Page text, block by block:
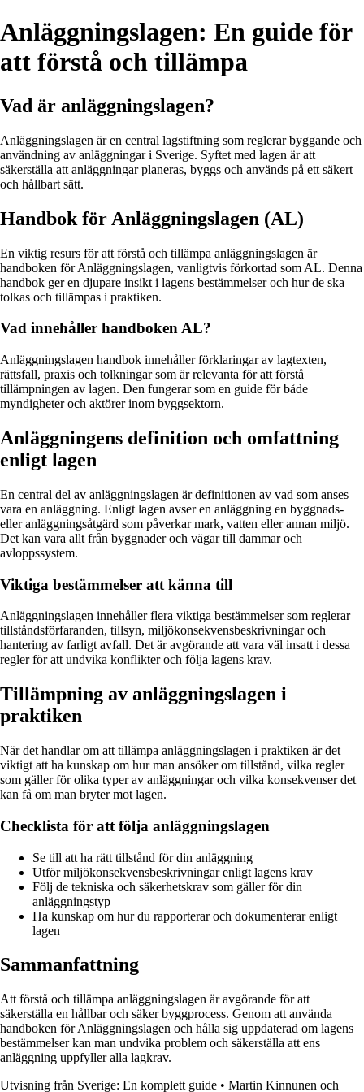
Anläggningslagen: En guide för
att förstå och tillämpa
Vad är anläggningslagen?
Anläggningslagen är en central lagstiftning som reglerar byggande och
användning av anläggningar i Sverige. Syftet med lagen är att
säkerställa att anläggningar planeras, byggs och används på ett säkert
och hållbart sätt.
Handbok för Anläggningslagen (AL)
En viktig resurs för att förstå och tillämpa anläggningslagen är
handboken för Anläggningslagen, vanligtvis förkortad som AL. Denna
handbok ger en djupare insikt i lagens bestämmelser och hur de ska
tolkas och tillämpas i praktiken.
Vad innehåller handboken AL?
Anläggningslagen handbok innehåller förklaringar av lagtexten,
rättsfall, praxis och tolkningar som är relevanta för att förstå
tillämpningen av lagen. Den fungerar som en guide för både
myndigheter och aktörer inom byggsektorn.
Anläggningens definition och omfattning
enligt lagen
En central del av anläggningslagen är definitionen av vad som anses
vara en anläggning. Enligt lagen avser en anläggning en byggnads-
eller anläggningsåtgärd som påverkar mark, vatten eller annan miljö.
Det kan vara allt från byggnader och vägar till dammar och
avloppssystem.
Viktiga bestämmelser att känna till
Anläggningslagen innehåller flera viktiga bestämmelser som reglerar
tillståndsförfaranden, tillsyn, miljökonsekvensbeskrivningar och
hantering av farligt avfall. Det är avgörande att vara väl insatt i dessa
regler för att undvika konflikter och följa lagens krav.
Tillämpning av anläggningslagen i
praktiken
När det handlar om att tillämpa anläggningslagen i praktiken är det
viktigt att ha kunskap om hur man ansöker om tillstånd, vilka regler
som gäller för olika typer av anläggningar och vilka konsekvenser det
kan få om man bryter mot lagen.
Checklista för att följa anläggningslagen
Se till att ha rätt tillstånd för din anläggning
Utför miljökonsekvensbeskrivningar enligt lagens krav
Följ de tekniska och säkerhetskrav som gäller för din
anläggningstyp
Ha kunskap om hur du rapporterar och dokumenterar enligt
lagen
Sammanfattning
Att förstå och tillämpa anläggningslagen är avgörande för att
säkerställa en hållbar och säker byggprocess. Genom att använda
handboken för Anläggningslagen och hålla sig uppdaterad om lagens
bestämmelser kan man undvika problem och säkerställa att ens
anläggning uppfyller alla lagkrav.
Utvisning från Sverige: En komplett guide • Martin Kinnunen och